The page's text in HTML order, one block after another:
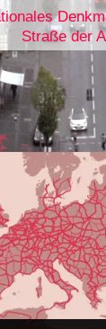
Straße der